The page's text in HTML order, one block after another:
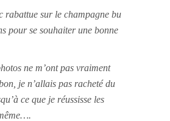
rabattue sur le champagne bu
pour se souhaiter une bonne
ne m’ont pas vraiment
je n’allais pas racheté du
ce que je réussisse les